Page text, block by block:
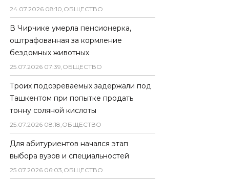
24.07.2026 08:10,ОБЩЕСТВО
В Чирчике умерла пенсионерка,
оштрафованная за кормление
бездомных животных
25.07.2026 07:39,ОБЩЕСТВО
Троих подозреваемых задержали под
Ташкентом при попытке продать
тонну соляной кислоты
25.07.2026 08:18,ОБЩЕСТВО
Для абитуриентов начался этап
выбора вузов и специальностей
25.07.2026 06:03,ОБЩЕСТВО